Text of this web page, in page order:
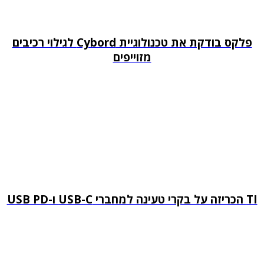
פלקס בודקת את טכנולוגיית Cybord לגילוי רכיבים
מזוייפים
TI הכריזה על בקרי טעינה למחברי USB-C ו-USB PD